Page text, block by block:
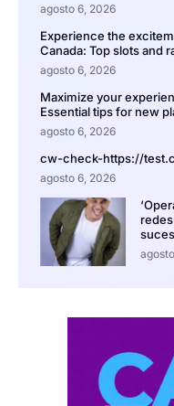
agosto 6, 2026
Experience the
Canada: Top slots and
agosto 6, 2026
Maximize your
Essential tips for new
agosto 6, 2026
cw-check-https://
agosto 6, 2026